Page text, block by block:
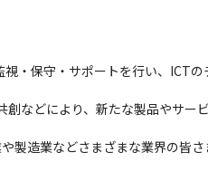
・保守・サポートを行い、ICTの
などにより、新たな製品やサー
製造業などさまざまな業界の皆さ